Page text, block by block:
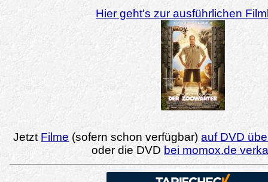
Hier geht's zur ausführlichen
Jetzt Filme (sofern schon verfügbar)auf DVD
oder die DVD bei momox.de